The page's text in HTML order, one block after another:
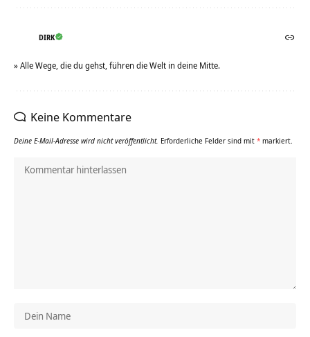
DIRK
» Alle Wege, die du gehst, führen die Welt in deine Mitte.
Keine Kommentare
Deine E-Mail-Adresse wird nicht veröffentlicht. Erforderliche Felder sind mit * markiert.